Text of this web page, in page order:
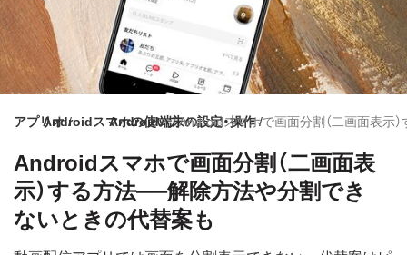
に
移
動
アプリオAndroidスマホの使い方
Android端末の設定・操作
Androidスマホで画面分割（二画面表示
Androidスマホで画面分割（二画面表
示）する方法──解除方法や分割でき
ないときの代替案も